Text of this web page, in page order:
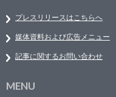
プレスリリースはこちらへ
媒体資料および広告メニュー
記事に関するお問い合わせ
MENU